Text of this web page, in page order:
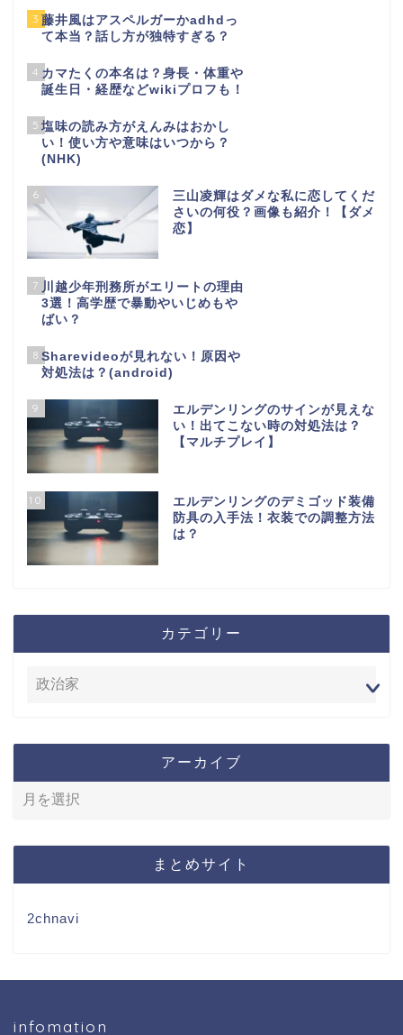
3 藤井風はアスペルガーかadhdっ
て本当？話し方が独特すぎる？
4 カマたくの本名は？身長・体重や
誕生日・経歴などwikiプロフも！
5 塩味の読み方がえんみはおかし
い！使い方や意味はいつから？
(NHK)
6
三山凌輝はダメな私に恋してくだ
さいの何役？画像も紹介！【ダメ
恋】
7 川越少年刑務所がエリートの理由
3選！高学歴で暴動やいじめもや
ばい？
8 Sharevideoが見れない！原因や
対処法は？(android)
9
エルデンリングのサインが見えな
い！出てこない時の対処法は？
【マルチプレイ】
10
エルデンリングのデミゴッド装備
防具の入手法！衣装での調整方法
は？
カテゴリー
アーカイブ
まとめサイト
2chnavi
infomation